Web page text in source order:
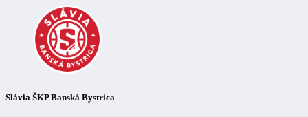
Slávia ŠKP Banská Bystrica